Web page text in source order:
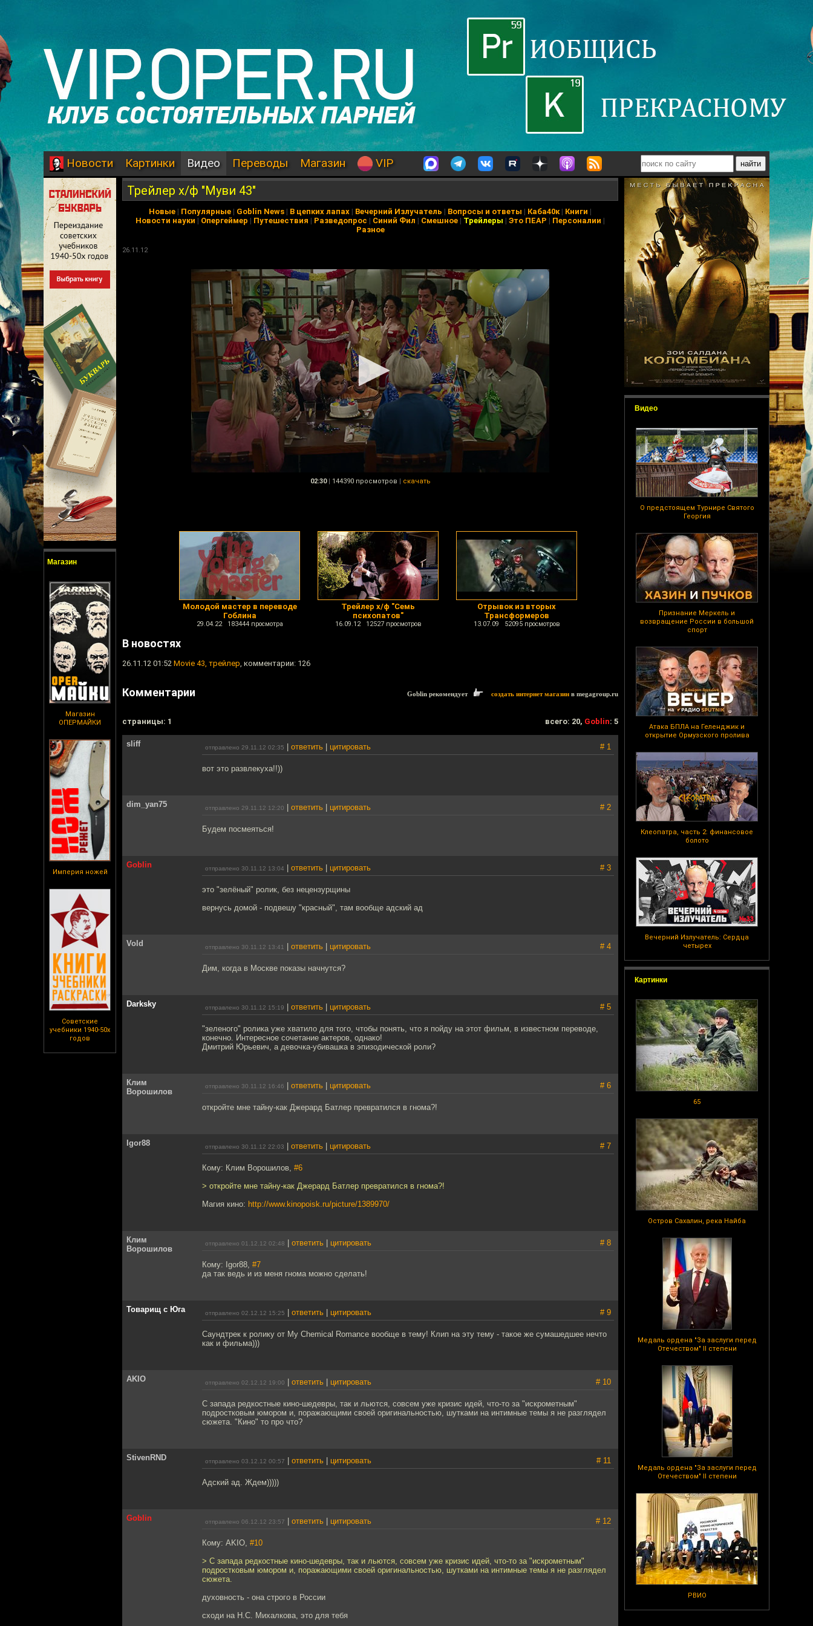
Новости Картинки Видео Переводы Магазин VIP
Магазин
Магазин
ОПЕРМАЙКИ
Империя ножей
Советские
учебники 1940-50х
годов
Видео
О предстоящем Турнире Святого
Георгия
Признание Меркель и
возвращение России в большой
спорт
Атака БПЛА на Геленджик и
открытие Ормузского пролива
Клеопатра, часть 2: финансовое
болото
Вечерний Излучатель: Сердца
четырех
Картинки
65
Остров Сахалин, река Найба
Медаль ордена "За заслуги перед
Отечеством" II степени
Медаль ордена "За заслуги перед
Отечеством" II степени
РВИО
Трейлер х/ф "Муви 43"
Новые | Популярные | Goblin News | В цепких лапах | Вечерний Излучатель | Вопросы и ответы | Каба40к| Книги |
Новости науки | Опергеймер | Путешествия | Разведопрос | Синий Фил | Смешное | Трейлеры | Это ПЕАР | Персоналии |
Разное
26.11.12
02:30 | 144390 просмотров | скачать
Молодой мастер в переводе
Гоблина
29.04.22 183444 просмотра
Трейлер х/ф "Семь
психопатов"
16.09.12 12527 просмотров
Отрывок из вторых
Трансформеров
13.07.09 52095 просмотров
В новостях
26.11.12 01:52 Movie 43, трейлер, комментарии: 126
Комментарии Goblin рекомендует создать интернет магазин в megagroup.ru
cтраницы: 1 всего: 20, Goblin: 5
sliff отправлено 29.11.12 02:35 ответить цитировать # 1
вот это развлекуха!!))
dim_yan75 отправлено 29.11.12 12:20 ответить цитировать # 2
Будем посмеяться!
Goblin отправлено 30.11.12 13:04 ответить цитировать # 3
это "зелёный" ролик, без нецензурщины
вернусь домой - подвешу "красный", там вообще адский ад
Vold отправлено 30.11.12 13:41 ответить цитировать # 4
Дим, когда в Москве показы начнутся?
Darksky отправлено 30.11.12 15:19 ответить цитировать # 5
"зеленого" ролика уже хватило для того, чтобы понять, что я пойду на этот фильм, в известном переводе,
конечно. Интересное сочетание актеров, однако!
Дмитрий Юрьевич, а девочка-убивашка в эпизодической роли?
Клим
Ворошилов
отправлено 30.11.12 16:46 ответить цитировать # 6
откройте мне тайну-как Джерард Батлер превратился в гнома?!
Igor88 отправлено 30.11.12 22:03 ответить цитировать # 7
Кому: Клим Ворошилов, #6
> откройте мне тайну-как Джерард Батлер превратился в гнома?!
Магия кино: http://www.kinopoisk.ru/picture/1389970/
Клим
Ворошилов
отправлено 01.12.12 02:48 ответить цитировать # 8
Кому: Igor88, #7
да так ведь и из меня гнома можно сделать!
Товарищ с Юга отправлено 02.12.12 15:25 ответить цитировать # 9
Саундтрек к ролику от My Chemical Romance вообще в тему! Клип на эту тему - такое же сумашедшее нечто
как и фильма)))
AKIO отправлено 02.12.12 19:00 ответить цитировать # 10
C запада редкостные кино-шедевры, так и льются, совсем уже кризис идей, что-то за "искрометным"
подростковым юмором и, поражающими своей оригинальностью, шутками на интимные темы я не разглядел
сюжета. "Кино" то про что?
StivenRND отправлено 03.12.12 00:57 ответить цитировать # 11
Адский ад. Ждем)))))
Goblin отправлено 06.12.12 23:57 ответить цитировать # 12
Кому: AKIO, #10
> C запада редкостные кино-шедевры, так и льются, совсем уже кризис идей, что-то за "искрометным"
подростковым юмором и, поражающими своей оригинальностью, шутками на интимные темы я не разглядел
сюжета.
духовность - она строго в России
сходи на Н.С. Михалкова, это для тебя